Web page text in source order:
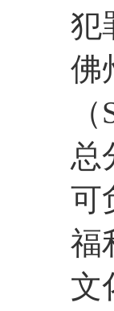
犯
佛
总
可
福
文